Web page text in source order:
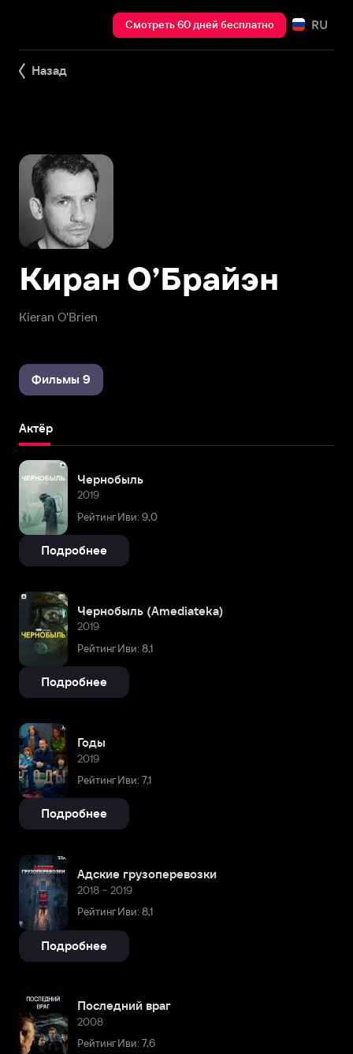
Смотреть 60 дней бесплатно RU
Назад
Kieran O'Brien
Киран О’Брайэн
Фильмы 9
Актёр
Чернобыль
2019
Рейтинг Иви: 9,0
Подробнее
Чернобыль (Amediateka)
2019
Рейтинг Иви: 8,1
Подробнее
Годы
2019
Рейтинг Иви: 7,1
Подробнее
Адские грузоперевозки
2018 – 2019
Рейтинг Иви: 8,1
Подробнее
Последний враг
2008
Рейтинг Иви: 7,6